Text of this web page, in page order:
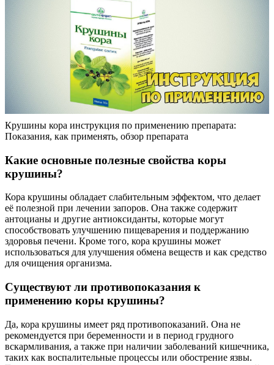
Крушины кора инструкция по применению препарата:
Показания, как применять, обзор препарата
Какие основные полезные свойства коры
крушины?
Кора крушины обладает слабительным эффектом, что делает
её полезной при лечении запоров. Она также содержит
антоцианы и другие антиоксиданты, которые могут
способствовать улучшению пищеварения и поддержанию
здоровья печени. Кроме того, кора крушины может
использоваться для улучшения обмена веществ и как средство
для очищения организма.
Существуют ли противопоказания к
применению коры крушины?
Да, кора крушины имеет ряд противопоказаний. Она не
рекомендуется при беременности и в период грудного
вскармливания, а также при наличии заболеваний кишечника,
таких как воспалительные процессы или обострение язвы.